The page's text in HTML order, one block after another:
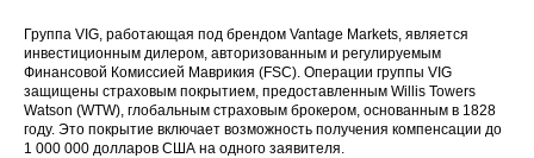
Группа VIG, работающая под брендом Vantage Markets, является
инвестиционным дилером, авторизованным и регулируемым
Финансовой Комиссией Маврикия (FSC). Операции группы VIG
защищены страховым покрытием, предоставленным Willis Towers
Watson (WTW), глобальным страховым брокером, основанным в 1828
году. Это покрытие включает возможность получения компенсации до
1 000 000 долларов США на одного заявителя.